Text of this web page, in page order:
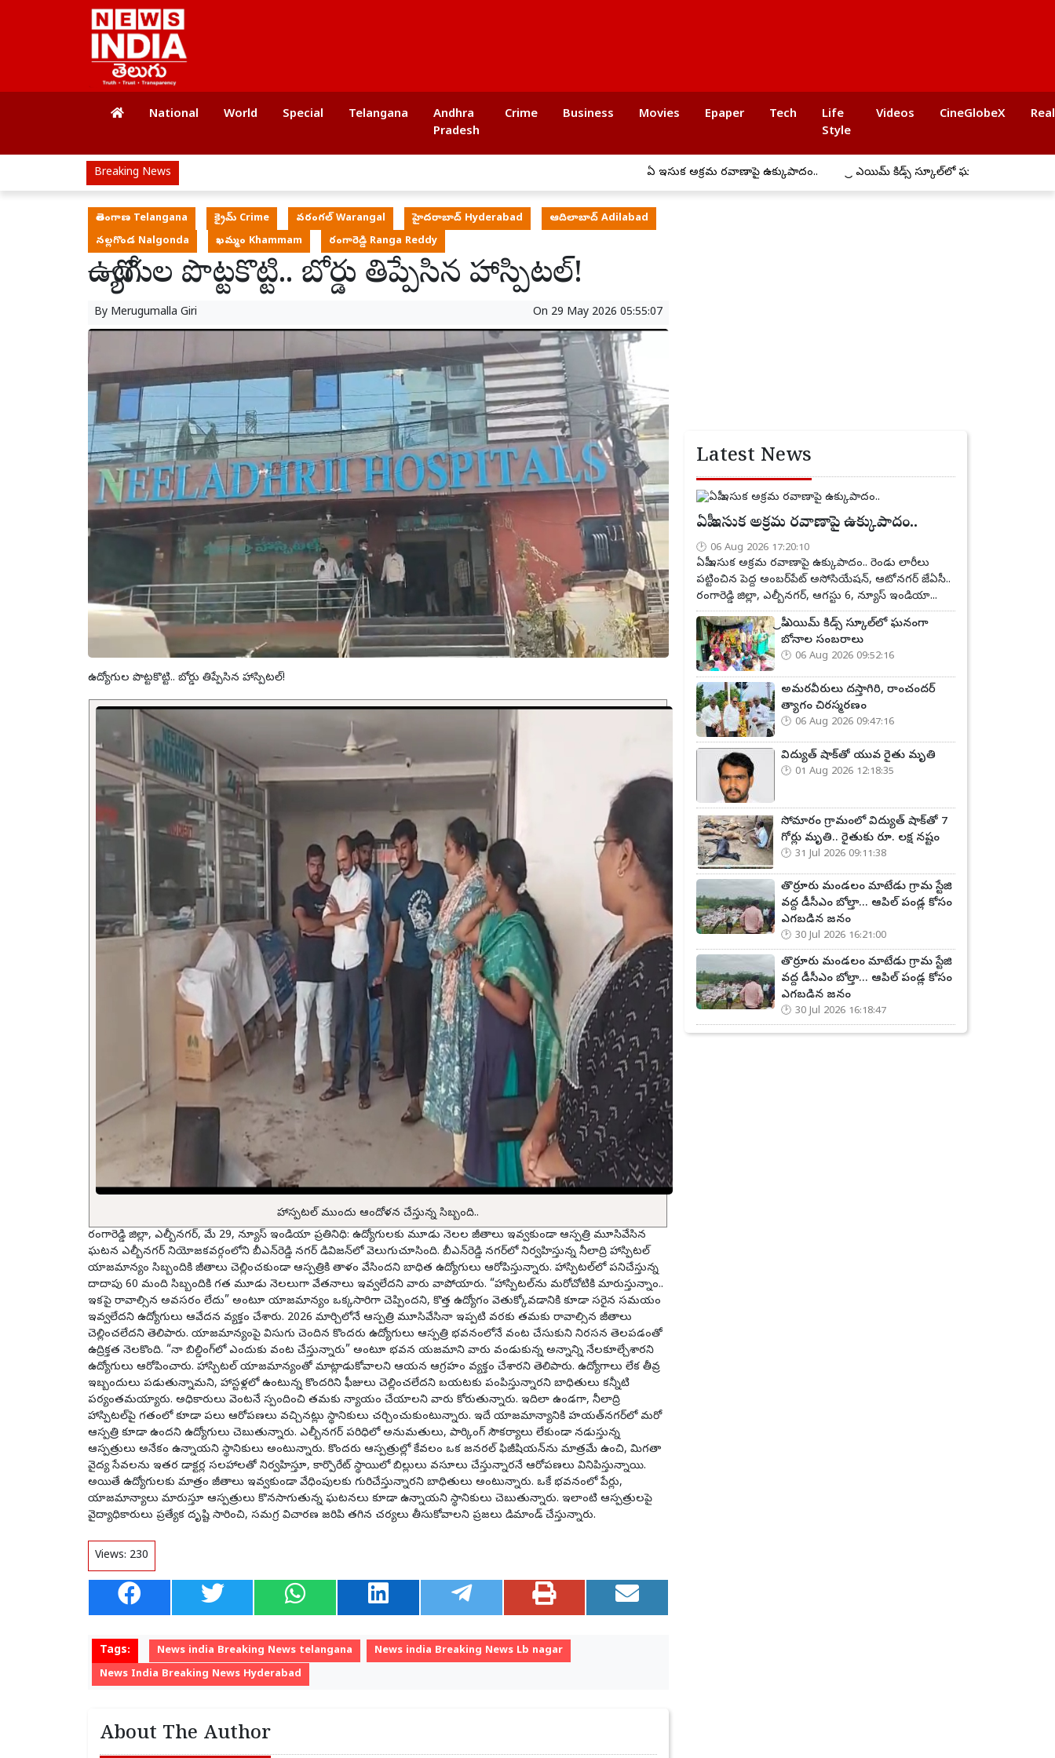
National World Special Telangana
Andhra
Pradesh
Crime Business Movies Epaper Tech
Life
Style
Videos CineGlobeX
Breaking News ఏపీ ఇసుక అక్రమ రవాణాపై ఉక్కుపాదం.. ప్రీ ఎయిమ్ కిడ్స్ స్కూల్‌లో ఘనంగా బోనాల సంబరాలు
తెలంగాణ Telangana క్రైమ్ Crime వరంగల్ Warangal హైదరాబాద్ Hyderabad
ఆదిలాబాద్ Adilabad
నల్లగొండ Nalgonda
ఖమ్మం Khammam రంగారెడ్డి Ranga Reddy
ఉద్యోగుల పొట్టకొట్టి.. బోర్డు తిప్పేసిన హాస్పిటల్!
By Merugumalla Giri On 29 May 2026 05:55:07
ఉద్యోగుల పొట్టకొట్టి.. బోర్డు తిప్పేసిన హాస్పిటల్!
హాస్పటల్ ముందు ఆందోళన చేస్తున్న సిబ్బంది..
రంగారెడ్డి జిల్లా, ఎల్బీనగర్, మే 29, న్యూస్ ఇండియా ప్రతినిధి: ఉద్యోగులకు మూడు నెలల జీతాలు ఇవ్వకుండా ఆస్పత్రి మూసివేసిన
ఘటన ఎల్బీనగర్ నియోజకవర్గంలోని బీఎన్‌రెడ్డి నగర్ డివిజన్‌లో వెలుగుచూసింది. బీఎన్‌రెడ్డి నగర్‌లో నిర్వహిస్తున్న నీలాద్రి హాస్పిటల్
యాజమాన్యం సిబ్బందికి జీతాలు చెల్లించకుండా ఆస్పత్రికి తాళం వేసిందని బాధిత ఉద్యోగులు ఆరోపిస్తున్నారు. హాస్పిటల్‌లో పనిచేస్తున్న
దాదాపు 60 మంది సిబ్బందికి గత మూడు నెలలుగా వేతనాలు ఇవ్వలేదని వారు వాపోయారు. “హాస్పిటల్‌ను మరోచోటికి మారుస్తున్నాం..
ఇకపై రావాల్సిన అవసరం లేదు” అంటూ యాజమాన్యం ఒక్కసారిగా చెప్పిందని, కొత్త ఉద్యోగం వెతుక్కోవడానికి కూడా సరైన సమయం
ఇవ్వలేదని ఉద్యోగులు ఆవేదన వ్యక్తం చేశారు. 2026 మార్చిలోనే ఆస్పత్రి మూసివేసినా ఇప్పటి వరకు తమకు రావాల్సిన జీతాలు
చెల్లించలేదని తెలిపారు. యాజమాన్యంపై విసుగు చెందిన కొందరు ఉద్యోగులు ఆస్పత్రి భవనంలోనే వంట చేసుకుని నిరసన తెలపడంతో
ఉద్రిక్తత నెలకొంది. “నా బిల్డింగ్‌లో ఎందుకు వంట చేస్తున్నారు” అంటూ భవన యజమాని వారు వండుకున్న అన్నాన్ని నేలకూల్చేశారని
ఉద్యోగులు ఆరోపించారు. హాస్పిటల్ యాజమాన్యంతో మాట్లాడుకోవాలని ఆయన ఆగ్రహం వ్యక్తం చేశారని తెలిపారు. ఉద్యోగాలు లేక తీవ్ర
ఇబ్బందులు పడుతున్నామని, హాస్టళ్లలో ఉంటున్న కొందరిని ఫీజులు చెల్లించలేదని బయటకు పంపిస్తున్నారని బాధితులు కన్నీటి
పర్యంతమయ్యారు. అధికారులు వెంటనే స్పందించి తమకు న్యాయం చేయాలని వారు కోరుతున్నారు. ఇదిలా ఉండగా, నీలాద్రి
హాస్పిటల్‌పై గతంలో కూడా పలు ఆరోపణలు వచ్చినట్లు స్థానికులు చర్చించుకుంటున్నారు. ఇదే యాజమాన్యానికి హయత్‌నగర్‌లో మరో
ఆస్పత్రి కూడా ఉందని ఉద్యోగులు చెబుతున్నారు. ఎల్బీనగర్ పరిధిలో అనుమతులు, పార్కింగ్ సౌకర్యాలు లేకుండా నడుస్తున్న
ఆస్పత్రులు అనేకం ఉన్నాయని స్థానికులు అంటున్నారు. కొందరు ఆస్పత్రుల్లో కేవలం ఒక జనరల్ ఫిజీషియన్‌ను మాత్రమే ఉంచి, మిగతా
వైద్య సేవలను ఇతర డాక్టర్ల సలహాలతో నిర్వహిస్తూ, కార్పొరేట్ స్థాయిలో బిల్లులు వసూలు చేస్తున్నారనే ఆరోపణలు వినిపిస్తున్నాయి.
అయితే ఉద్యోగులకు మాత్రం జీతాలు ఇవ్వకుండా వేధింపులకు గురిచేస్తున్నారని బాధితులు అంటున్నారు. ఒకే భవనంలో పేర్లు,
యాజమాన్యాలు మారుస్తూ ఆస్పత్రులు కొనసాగుతున్న ఘటనలు కూడా ఉన్నాయని స్థానికులు చెబుతున్నారు. ఇలాంటి ఆస్పత్రులపై
వైద్యాధికారులు ప్రత్యేక దృష్టి సారించి, సమగ్ర విచారణ జరిపి తగిన చర్యలు తీసుకోవాలని ప్రజలు డిమాండ్ చేస్తున్నారు.
Views: 230
Tags: News india Breaking News telangana
News india Breaking News Lb nagar
News India Breaking News Hyderabad
About The Author
Latest News
ఏపీ ఇసుక అక్రమ రవాణాపై ఉక్కుపాదం..
06 Aug 2026 17:20:10
ఏపీ ఇసుక అక్రమ రవాణాపై ఉక్కుపాదం.. రెండు లారీలు
పట్టించిన పెద్ద అంబర్‌పేట్ అసోసియేషన్, ఆటోనగర్ జేఏసీ..
రంగారెడ్డి జిల్లా, ఎల్బీనగర్, ఆగస్టు 6, న్యూస్ ఇండియా...
ప్రీ ఎయిమ్ కిడ్స్ స్కూల్‌లో ఘనంగా
బోనాల సంబరాలు
06 Aug 2026 09:52:16
అమరవీరులు దస్తాగిరి, రాంచందర్
త్యాగం చిరస్మరణం
06 Aug 2026 09:47:16
విద్యుత్ షాక్‌తో యువ రైతు మృతి
01 Aug 2026 12:18:35
సోమారం గ్రామంలో విద్యుత్ షాక్‌తో 7
గోర్లు మృతి.. రైతుకు రూ. లక్ష నష్టం
31 Jul 2026 09:11:38
తొర్రూరు మండలం మాటేడు గ్రామ స్టేజి
వద్ద డీసీఎం బోల్తా... ఆపిల్ పండ్ల కోసం
ఎగబడిన జనం
30 Jul 2026 16:21:00
తొర్రూరు మండలం మాటేడు గ్రామ స్టేజి
వద్ద డీసీఎం బోల్తా... ఆపిల్ పండ్ల కోసం
ఎగబడిన జనం
30 Jul 2026 16:18:47